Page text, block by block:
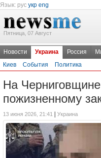
Язык: рус укр eng
Пятница, 07 Август
Новости Украина Россия
Киев
События Политика
На
пожизненному
13 июня 2026, 21:41 Украина